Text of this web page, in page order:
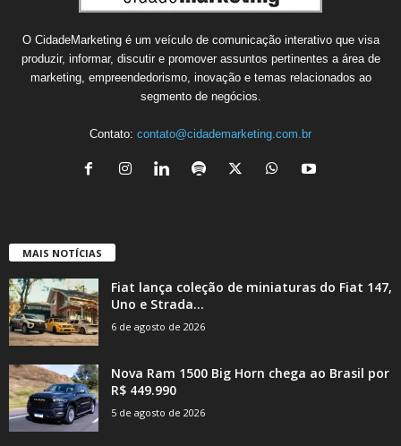
O CidadeMarketing é um veículo de comunicação interativo que visa
produzir, informar, discutir e promover assuntos pertinentes a área de
marketing, empreendedorismo, inovação e temas relacionados ao
segmento de negócios.
Contato: contato@cidademarketing.com.br
MAIS NOTÍCIAS
Fiat lança coleção de miniaturas do Fiat 147,
Uno e Strada...
6 de agosto de 2026
Nova Ram 1500 Big Horn chega ao Brasil por
R$ 449.990
5 de agosto de 2026